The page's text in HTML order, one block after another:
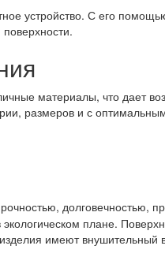
устройство. С его
материалы, что дает
размеров и с
долговечностью,
плане.
имеют внушительный